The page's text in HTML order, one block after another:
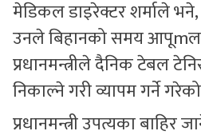
मेडिकल डाइरेक्टर शर्माले भने,
उनले बिहानको समय
प्रधानमन्त्रीले दैनिक टेबल
निकाल्ने गरी व्यापम गर्ने
प्रधानमन्त्री उपत्यका बाहिर